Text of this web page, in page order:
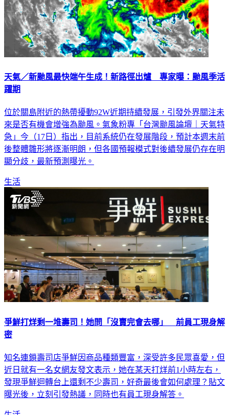
天氣／新颱風最快端午生成！新路徑出爐 專家曝：颱風季活
位於關島附近的熱帶擾動92W近期持續發展，引發外界關注未
來是否有機會增強為颱風。氣象粉專「台灣颱風論壇｜天氣特
急」今（17日）指出，目前系統仍在發展階段，預計本週末前
後整體雛形將逐漸明朗，但各國預報模式對後續發展仍存在明
生活
爭鮮打烊剩一堆壽司！她問「沒賣完會去哪」 前員工現身解
知名連鎖壽司店爭鮮因商品種類豐富，深受許多民眾喜愛，但
近日就有一名女網友發文表示，她在某天打烊前1小時左右，
發現爭鮮迴轉台上還剩不少壽司，好奇最後會如何處理？貼文